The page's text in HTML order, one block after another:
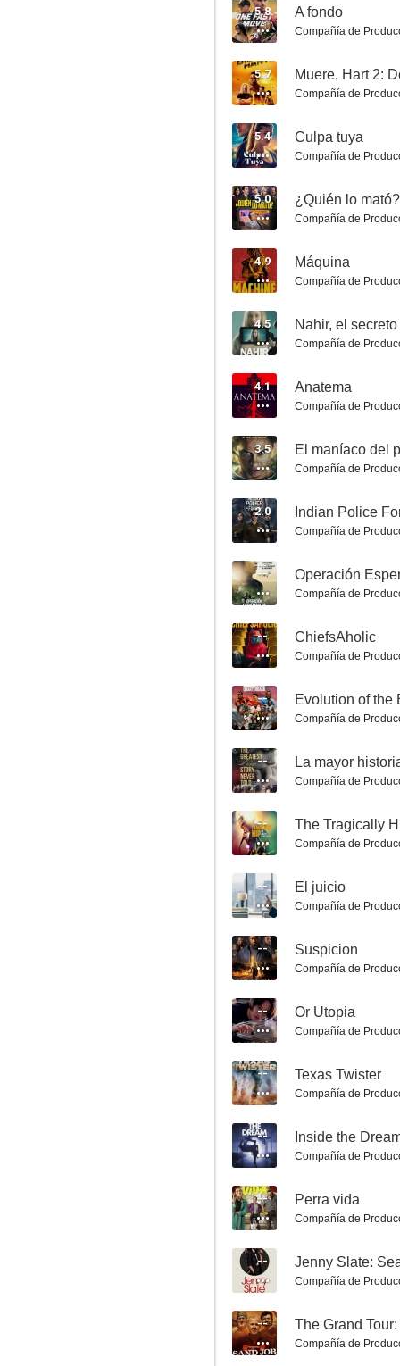
The Runarounds
9.1
Marc Márquez: All In
9.0
Simple Plan: los chavales entre la multitud
Citas Barcelona 2
9.0
9.0
An American Girl Story: Summer Camp, Friends for Life
5.8 A fondo
Compañía de
5.7 Muere, Hart 2:
Compañía de
5.4 Culpa tuya
Compañía de
5.0 ¿Quién lo mató?
Compañía de
4.9 Máquina
Compañía de
4.5 Nahir, el
Compañía de
4.1 Anatema
Compañía de
3.5 El maníaco del
Compañía de
2.0 Indian Police
Compañía de
--
Compañía de
-- ChiefsAholic
Compañía de
-- Evolution of the
Compañía de
--
Compañía de
--
Compañía de
-- El juicio
Compañía de
-- Suspicion
Compañía de
-- Or Utopia
Compañía de
-- Texas Twister
Compañía de
-- Inside the
Compañía de
-- Perra vida
Compañía de
--
Compañía de
-- The Grand
Compañía de